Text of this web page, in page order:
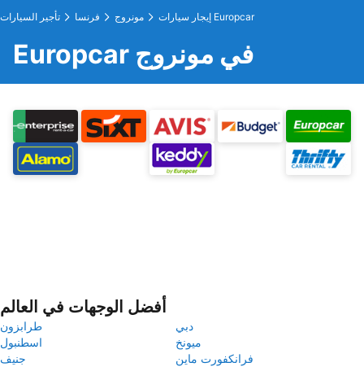
تأجير السيارات فرنسا مونروج إيجار سيارات Europcar
Europcar في مونروج
أفضل الوجهات في العالم
طرابزون
دبي
اسطنبول
ميونخ
جنيف
فرانكفورت ماين